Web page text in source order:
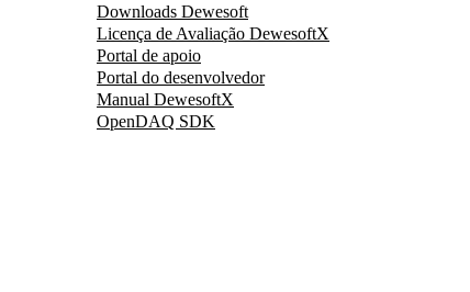
Downloads Dewesoft
Licença de Avaliação DewesoftX
Portal de apoio
Portal do desenvolvedor
Manual DewesoftX
OpenDAQ SDK